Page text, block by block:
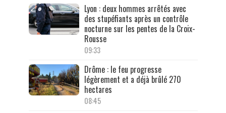
Lyon : deux hommes arrêtés avec
des stupéfiants après un contrôle
nocturne sur les pentes de la Croix-
Rousse
09:33
Drôme : le feu progresse
légèrement et a déjà brûlé 270
hectares
08:45